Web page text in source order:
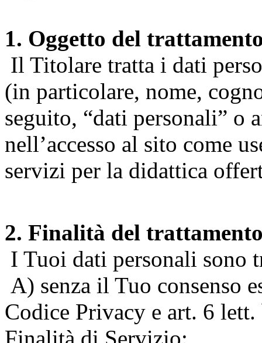
1. Oggetto del
Il Titolare tratta i dati
(in particolare, nome,
seguito, “dati personali” o
nell’accesso al sito come
servizi per la didattica
2. Finalità del
I Tuoi dati personali sono
A) senza il Tuo consenso
Codice Privacy e art. 6